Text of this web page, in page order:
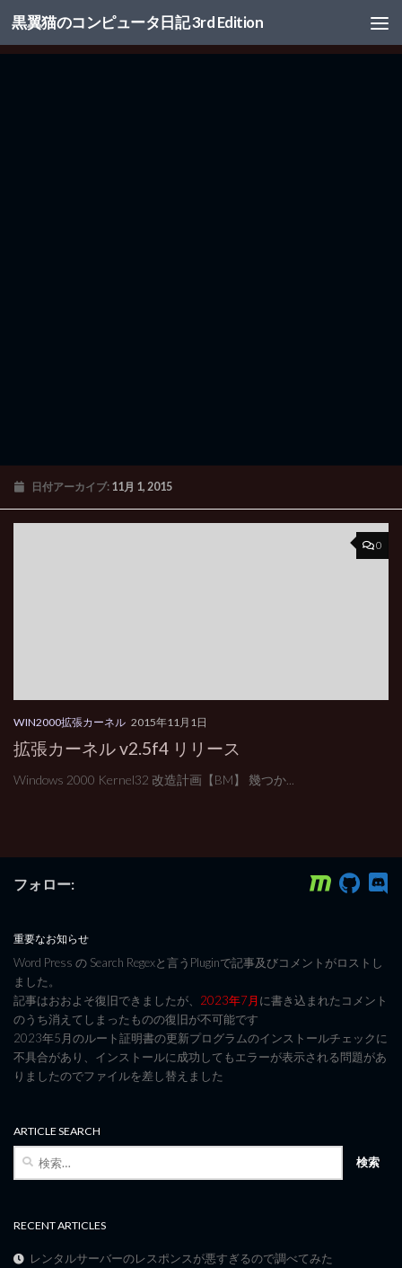
コンテンツへスキップ
黒翼猫のコンピュータ日記 3rd Edition
日付アーカイブ: 11月 1, 2015
0
WIN2000拡張カーネル 2015年11月1日
拡張カーネル v2.5f4 リリース
Windows 2000 Kernel32 改造計画【BM】 幾つか...
フォロー:
重要なお知らせ
Word Press の Search Regexと言うPluginで記事及びコメントがロストし
ました。
記事はおおよそ復旧できましたが、 2023年7月に書き込まれたコメント
のうち消えてしまったものの復旧が不可能です
2023年5月のルート証明書の更新プログラムのインストールチェックに
不具合があり、インストールに成功してもエラーが表示される問題があ
りましたのでファイルを差し替えました
ARTICLE SEARCH
RECENT ARTICLES
レンタルサーバーのレスポンスが悪すぎるので調べてみた